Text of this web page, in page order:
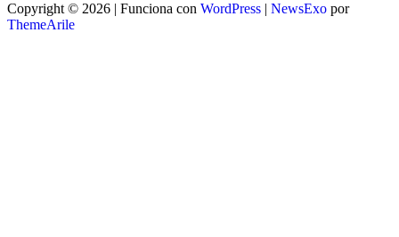
Copyright © 2026 | Funciona con WordPress | NewsExo por
ThemeArile